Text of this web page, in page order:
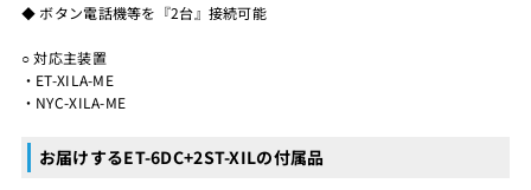
◆ ボタン電話機等を『2台』接続可能
○ 対応主装置
・ET-XILA-ME
・NYC-XILA-ME
お届けするET-6DC+2ST-XILの付属品